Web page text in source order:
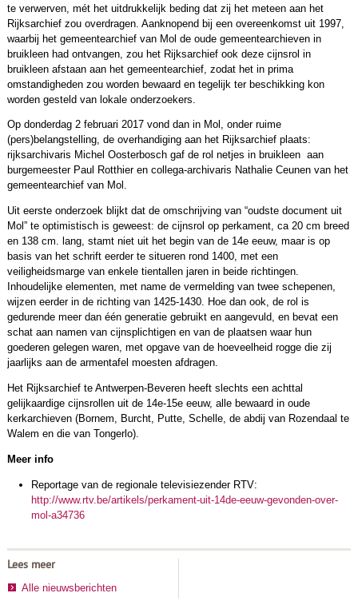
te verwerven, mét het uitdrukkelijk beding dat zij het meteen aan het
Rijksarchief zou overdragen. Aanknopend bij een overeenkomst uit 1997,
waarbij het gemeentearchief van Mol de oude gemeentearchieven in
bruikleen had ontvangen, zou het Rijksarchief ook deze cijnsrol in
bruikleen afstaan aan het gemeentearchief, zodat het in prima
omstandigheden zou worden bewaard en tegelijk ter beschikking kon
worden gesteld van lokale onderzoekers.
Op donderdag 2 februari 2017 vond dan in Mol, onder ruime
(pers)belangstelling, de overhandiging aan het Rijksarchief plaats:
rijksarchivaris Michel Oosterbosch gaf de rol netjes in bruikleen aan
burgemeester Paul Rotthier en collega-archivaris Nathalie Ceunen van het
gemeentearchief van Mol.
Uit eerste onderzoek blijkt dat de omschrijving van “oudste document uit
Mol” te optimistisch is geweest: de cijnsrol op perkament, ca 20 cm breed
en 138 cm. lang, stamt niet uit het begin van de 14e eeuw, maar is op
basis van het schrift eerder te situeren rond 1400, met een
veiligheidsmarge van enkele tientallen jaren in beide richtingen.
Inhoudelijke elementen, met name de vermelding van twee schepenen,
wijzen eerder in de richting van 1425-1430. Hoe dan ook, de rol is
gedurende meer dan één generatie gebruikt en aangevuld, en bevat een
schat aan namen van cijnsplichtigen en van de plaatsen waar hun
goederen gelegen waren, met opgave van de hoeveelheid rogge die zij
jaarlijks aan de armentafel moesten afdragen.
Het Rijksarchief te Antwerpen-Beveren heeft slechts een achttal
gelijkaardige cijnsrollen uit de 14e-15e eeuw, alle bewaard in oude
kerkarchieven (Bornem, Burcht, Putte, Schelle, de abdij van Rozendaal te
Walem en die van Tongerlo).
Meer info
Reportage van de regionale televisiezender RTV:
http://www.rtv.be/artikels/perkament-uit-14de-eeuw-gevonden-over-
mol-a34736
Lees meer
Alle nieuwsberichten